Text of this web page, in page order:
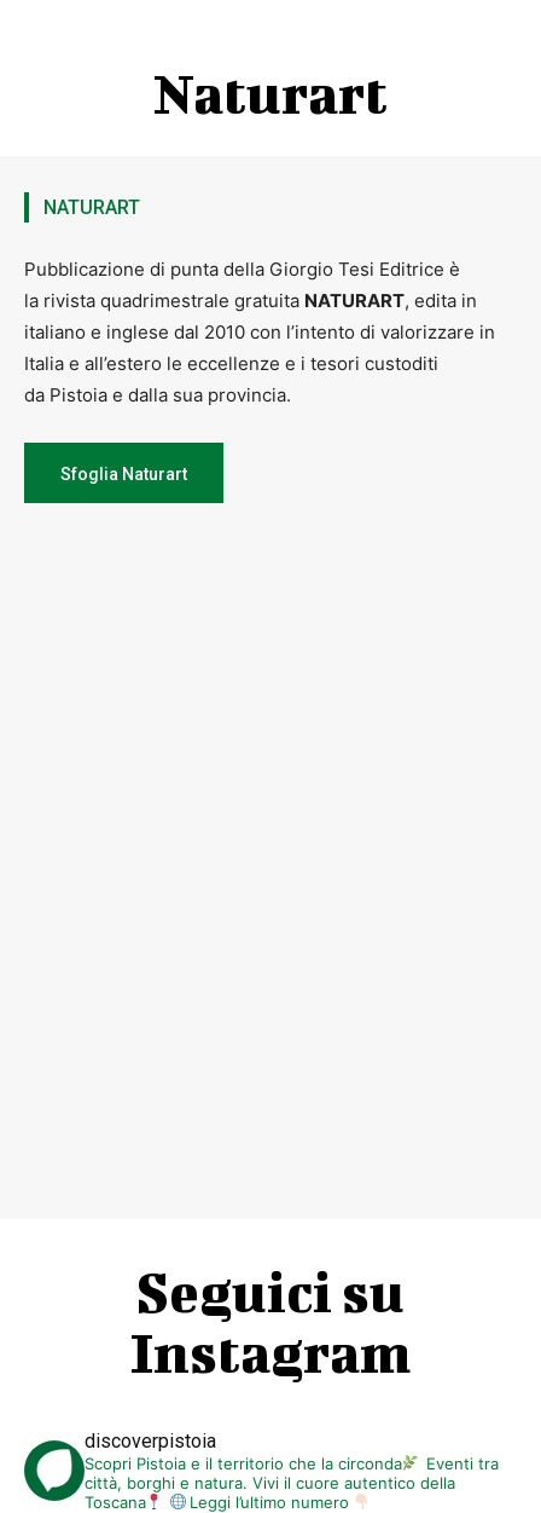
Naturart
NATURART
Pubblicazione di punta della Giorgio Tesi Editrice è
la rivista quadrimestrale gratuita NATURART, edita in
italiano e inglese dal 2010 con l’intento di valorizzare in
Italia e all’estero le eccellenze e i tesori custoditi
da Pistoia e dalla sua provincia.
Sfoglia Naturart
Seguici su
Instagram
discoverpistoia
Scopri Pistoia e il territorio che la circonda
Eventi tra
città, borghi e natura. Vivi il cuore autentico della
Toscana
Leggi l’ultimo numero